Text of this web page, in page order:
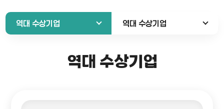
역대 수상기업 역대 수상기업
역대 수상기업